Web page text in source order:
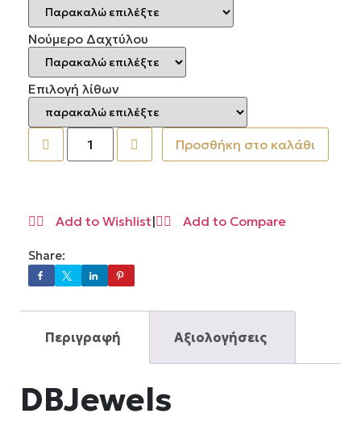
Νούμερο Δαχτύλου
Επιλογή λίθων
Προσθήκη στο καλάθι
Add to Wishlist| Add to Compare
Share:
Περιγραφή Αξιολογήσεις
DBJewels